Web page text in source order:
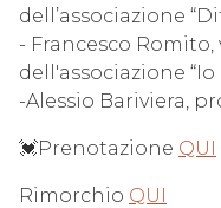
dell’associazione
- Francesco
dell'associazione
-Alessio Bariviera,
💓Prenotazione QUI
Rimorchio QUI